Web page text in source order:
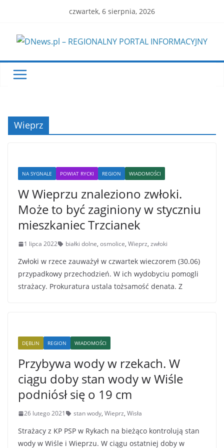
content
czwartek, 6 sierpnia, 2026
Wieprz
NA SYGNALE POWIAT RYCKI REGION WIADOMOŚCI
W Wieprzu znaleziono zwłoki.
Może to być zaginiony w styczniu
mieszkaniec Trzcianek
1 lipca 2022 białki dolne, osmolice, Wieprz, zwłoki
Zwłoki w rzece zauważył w czwartek wieczorem (30.06)
przypadkowy przechodzień. W ich wydobyciu pomogli
strażacy. Prokuratura ustala tożsamość denata. Z
DĘBLIN REGION WIADOMOŚCI
Przybywa wody w rzekach. W
ciągu doby stan wody w Wiśle
podniósł się o 19 cm
26 lutego 2021 stan wody, Wieprz, Wisła
Strażacy z KP PSP w Rykach na bieżąco kontrolują stan
wody w Wiśle i Wieprzu. W ciągu ostatniej doby w